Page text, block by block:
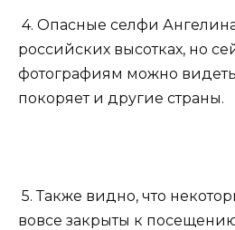
4. Опасные селфи
российских высотках, но
фотографиям можно
покоряет и другие страны.
5. Также видно, что
вовсе закрыты к